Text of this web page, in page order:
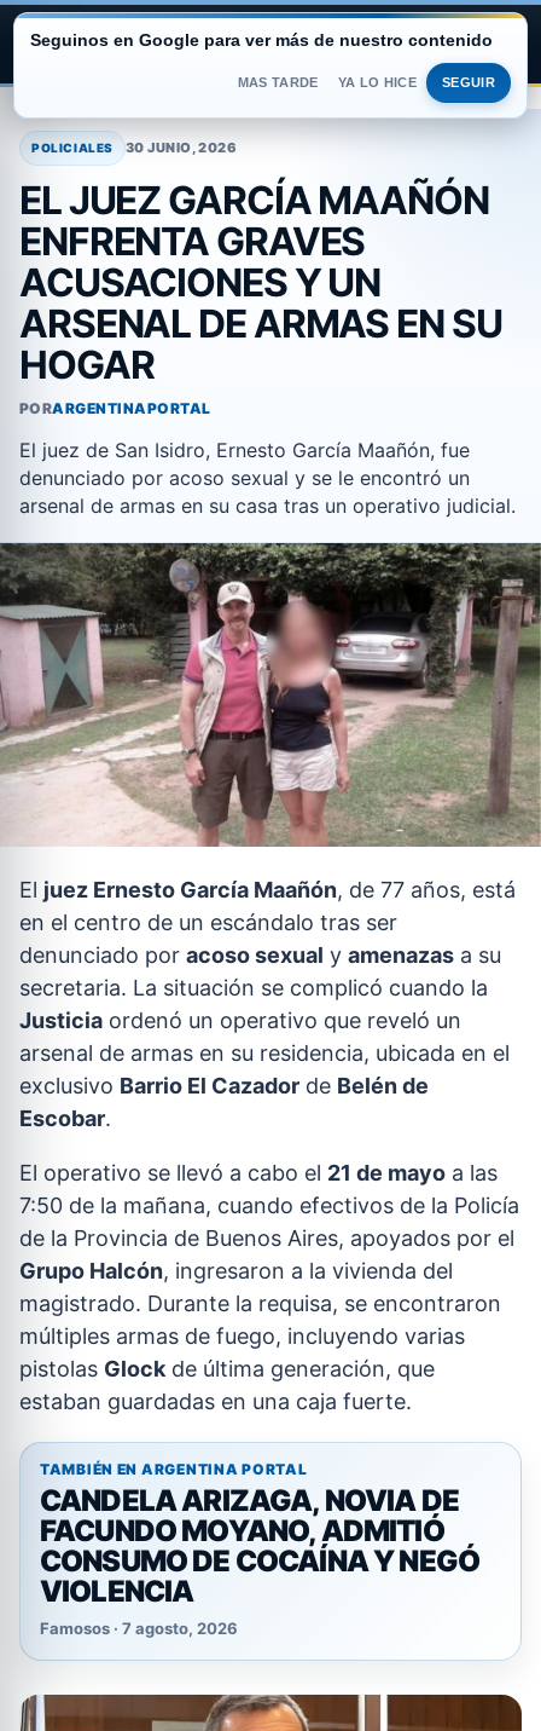
contenido
ARGENTINA PORTAL
POLICIALES 30 JUNIO, 2026
EL JUEZ GARCÍA MAAÑÓN
ENFRENTA GRAVES
ACUSACIONES Y UN
ARSENAL DE ARMAS EN SU
HOGAR
PORARGENTINAPORTAL
El juez de San Isidro, Ernesto García Maañón, fue
denunciado por acoso sexual y se le encontró un
arsenal de armas en su casa tras un operativo judicial.
El juez Ernesto García Maañón, de 77 años, está
en el centro de un escándalo tras ser
denunciado por acoso sexual y amenazas a su
secretaria. La situación se complicó cuando la
Justicia ordenó un operativo que reveló un
arsenal de armas en su residencia, ubicada en el
exclusivo Barrio El Cazador de Belén de
Escobar.
El operativo se llevó a cabo el 21 de mayo a las
7:50 de la mañana, cuando efectivos de la Policía
de la Provincia de Buenos Aires, apoyados por el
Grupo Halcón, ingresaron a la vivienda del
magistrado. Durante la requisa, se encontraron
múltiples armas de fuego, incluyendo varias
pistolas Glock de última generación, que
estaban guardadas en una caja fuerte.
TAMBIÉN EN ARGENTINA PORTAL
CANDELA ARIZAGA, NOVIA DE
FACUNDO MOYANO, ADMITIÓ
CONSUMO DE COCAÍNA Y NEGÓ
VIOLENCIA
Famosos · 7 agosto, 2026
Seguinos en Google para ver más de nuestro contenido
MAS TARDE YA LO HICE SEGUIR